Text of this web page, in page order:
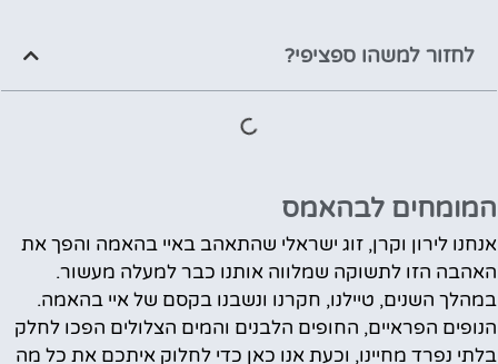
לחזור למשהו ספציפי?
המומחים לבהאמס
אנחנו לירון וקרן, זוג ישראלי שהתאהב באיי בהאמה והפך את
האהבה הזו לתשוקה שמלווה אותנו כבר למעלה מעשור.
במהלך השנים, טיילנו, חקרנו ונשבנו בקסם של איי בהאמה.
הנופים הפראיים, החופים הלבנים והמים הצלולים הפכו לחלק
בלתי נפרד מחיינו, וכעת אנו כאן כדי לחלוק איתכם את כל מה